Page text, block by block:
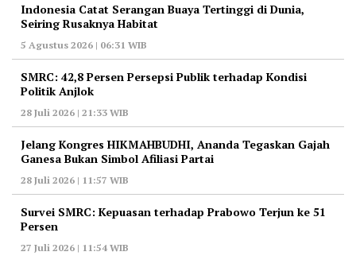
Indonesia Catat Serangan Buaya Tertinggi di Dunia,
Seiring Rusaknya Habitat
5 Agustus 2026 | 06:31 WIB
‎SMRC: 42,8 Persen Persepsi Publik terhadap Kondisi
Politik Anjlok
28 Juli 2026 | 21:33 WIB
‎Jelang Kongres HIKMAHBUDHI, Ananda Tegaskan Gajah
Ganesa Bukan Simbol Afiliasi Partai
28 Juli 2026 | 11:57 WIB
‎Survei SMRC: Kepuasan terhadap Prabowo Terjun ke 51
Persen
27 Juli 2026 | 11:54 WIB